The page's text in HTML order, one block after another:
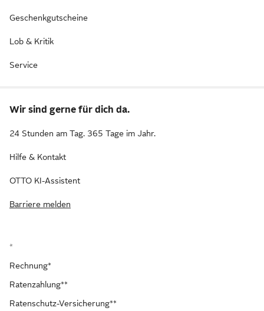
Geschenkgutscheine
Lob & Kritik
Service
Wir sind gerne für dich da.
24 Stunden am Tag. 365 Tage im Jahr.
Hilfe & Kontakt
OTTO KI-Assistent
Barriere melden
*
Rechnung*
Ratenzahlung**
Ratenschutz-Versicherung**